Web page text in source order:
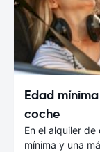
Edad
coche
En el alquiler
mínima y una